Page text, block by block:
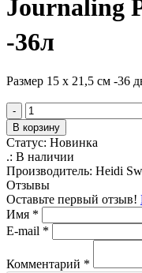
Journaling
-36л
Размер 15 х 21,5 см -36
-
В корзину
Статус: Новинка
.: В наличии
Производитель: Heidi
Отзывы
Оставьте первый отзыв!
Имя *
E-mail *
Комментарий *